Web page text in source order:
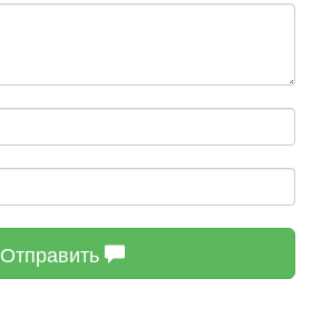
Отправить